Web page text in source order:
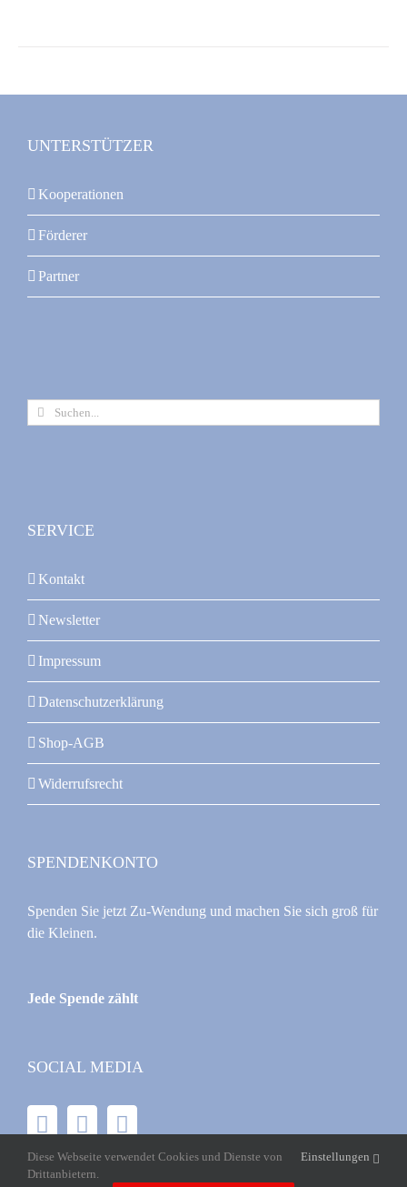
UNTERSTÜTZER
Kooperationen
Förderer
Partner
Suche
nach:
SERVICE
Kontakt
Newsletter
Impressum
Datenschutzerklärung
Shop-AGB
Widerrufsrecht
SPENDENKONTO
Spenden Sie jetzt Zu-Wendung und machen Sie sich groß für
die Kleinen.
Jede Spende zählt
SOCIAL MEDIA
Diese Webseite verwendet Cookies und Dienste von
Drittanbietern.
Einstellungen